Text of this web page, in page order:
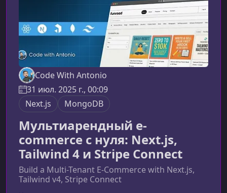
Code With Antonio
31 июл. 2025 г., 00:09
Next.js
MongoDB
Мультиарендный e-
commerce с нуля: Next.js,
Tailwind 4 и Stripe Connect
Build a Multi-Tenant E-Commerce with Next.js,
Tailwind v4, Stripe Connect